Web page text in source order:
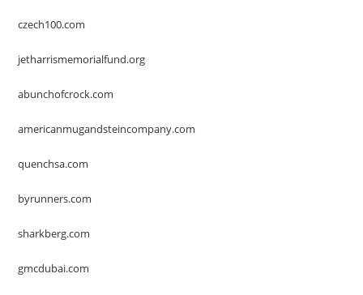
czech100.com
jetharrismemorialfund.org
abunchofcrock.com
americanmugandsteincompany.com
quenchsa.com
byrunners.com
sharkberg.com
gmcdubai.com